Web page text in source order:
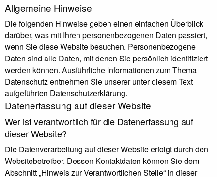
Allgemeine Hinweise
Die folgenden Hinweise geben einen einfachen Überblick
darüber, was mit Ihren personenbezogenen Daten passiert,
wenn Sie diese Website besuchen. Personenbezogene
Daten sind alle Daten, mit denen Sie persönlich identifiziert
werden können. Ausführliche Informationen zum Thema
Datenschutz entnehmen Sie unserer unter diesem Text
aufgeführten Datenschutzerklärung.
Datenerfassung auf dieser Website
Wer ist verantwortlich für die Datenerfassung auf
dieser Website?
Die Datenverarbeitung auf dieser Website erfolgt durch den
Websitebetreiber. Dessen Kontaktdaten können Sie dem
Abschnitt „Hinweis zur Verantwortlichen Stelle“ in dieser